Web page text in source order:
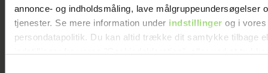
annonce- og indholdsmåling, lave målgruppeundersøgelser
tjenester. Se mere information under indstillinger og i vores
persondatapolitik. Du kan altid trække dit samtykke tilbage